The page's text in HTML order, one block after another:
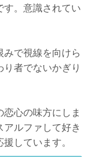
す。意識されてい
で視線を向けら
者でないかぎり
心の味方にしま
ルファして好き
しています。